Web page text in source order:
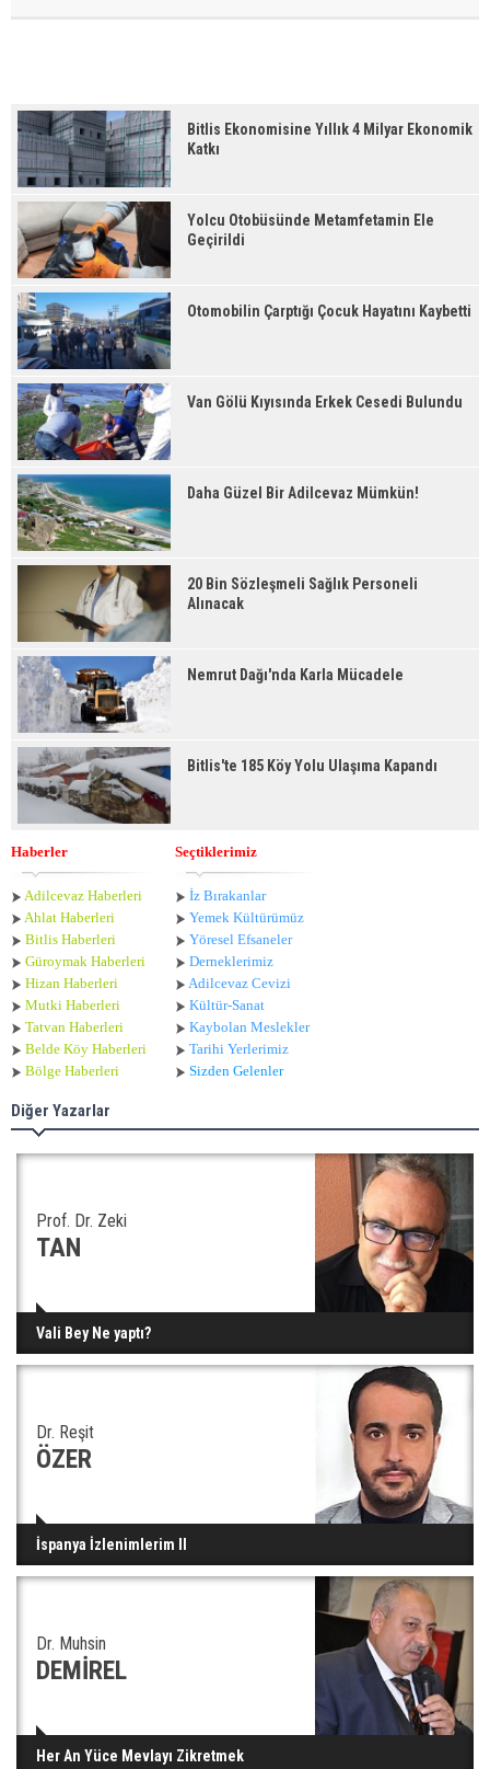
Bitlis Ekonomisine Yıllık 4 Milyar Ekonomik
Katkı
Yolcu Otobüsünde Metamfetamin Ele
Geçirildi
Otomobilin Çarptığı Çocuk Hayatını Kaybetti
Van Gölü Kıyısında Erkek Cesedi Bulundu
Daha Güzel Bir Adilcevaz Mümkün!
20 Bin Sözleşmeli Sağlık Personeli
Alınacak
Nemrut Dağı'nda Karla Mücadele
Bitlis'te 185 Köy Yolu Ulaşıma Kapandı
Haberler
Adilcevaz Haberleri
Ahlat Haberleri
Bitlis Haberleri
Güroymak Haberleri
Hizan Haberleri
Mutki Haberleri
Tatvan Haberleri
Belde Köy Haberleri
Bölge Haberleri
Seçtiklerimiz
İz Bırakanlar
Yemek Kültürümüz
Yöresel Efsaneler
Derneklerimiz
Adilcevaz Cevizi
Kültür-Sanat
Kaybolan Meslekler
Tarihi Yerlerimiz
Sizden Gelenler
Diğer Yazarlar
Prof. Dr. Zeki
TAN
Vali Bey Ne yaptı?
Dr. Reşit
ÖZER
İspanya İzlenimlerim II
Dr. Muhsin
DEMİREL
Her An Yüce Mevlayı Zikretmek